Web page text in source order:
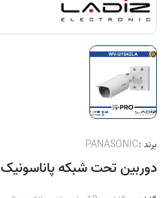
برند :PANASONIC
دوربین تحت شبکه پاناسونیک WV-U1542LA